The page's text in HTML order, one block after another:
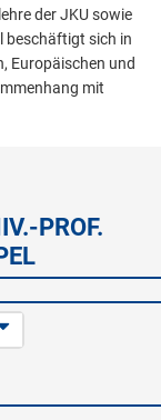
der JKU sowie
beschäftigt sich in
Europäischen und
mit
PROF.